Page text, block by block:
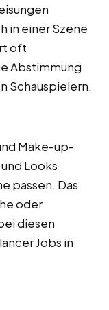
in einer Szene
oft
Abstimmung
Schauspielern.
Make-up-
Looks
passen. Das
oder
diesen
Jobs in